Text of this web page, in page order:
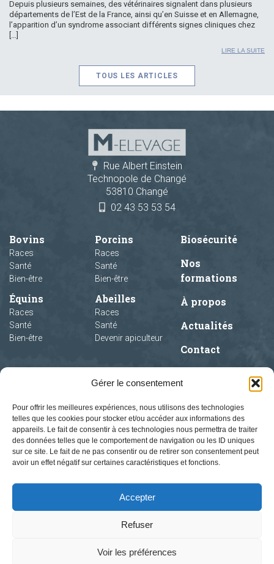
Gérer le consentement
Pour offrir les meilleures expériences, nous utilisons des technologies
telles que les cookies pour stocker et/ou accéder aux informations des
appareils. Le fait de consentir à ces technologies nous permettra de traiter
des données telles que le comportement de navigation ou les ID uniques
sur ce site. Le fait de ne pas consentir ou de retirer son consentement peut
avoir un effet négatif sur certaines caractéristiques et fonctions.
Accepter
Refuser
Voir les préférences
Depuis plusieurs semaines, des vétérinaires signalent dans plusieurs
départements de l’Est de la France, ainsi qu’en Suisse et en Allemagne,
l’apparition d’un syndrome associant différents signes cliniques chez
[…]
LIRE LA SUITE
TOUS LES ARTICLES
Rue Albert Einstein
Technopole de Changé
53810 Changé
02 43 53 53 54
Bovins
Races
Santé
Bien-être
Équins
Races
Santé
Bien-être
Porcins
Races
Santé
Bien-être
Abeilles
Races
Santé
Devenir apiculteur
Biosécurité
Nos
formations
À propos
Actualités
Contact